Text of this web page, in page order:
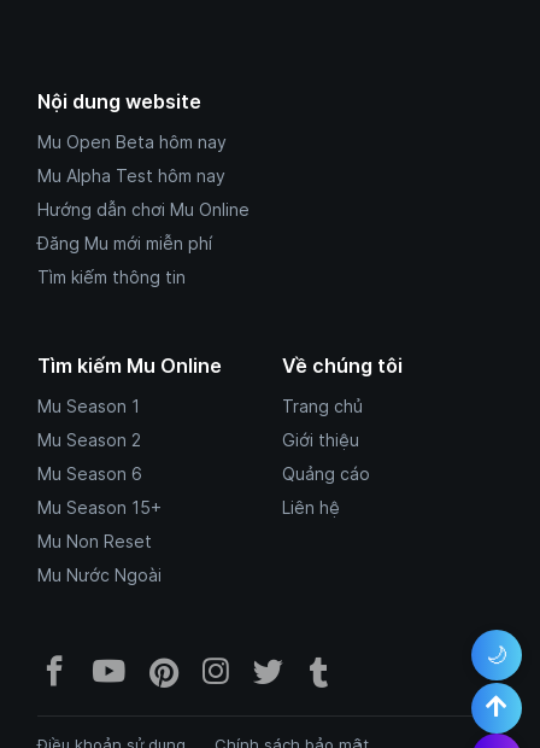
🌙
Nội dung website
Mu Open Beta hôm nay
Mu Alpha Test hôm nay
Hướng dẫn chơi Mu Online
Đăng Mu mới miễn phí
Tìm kiếm thông tin
Tìm kiếm Mu Online
Mu Season 1
Mu Season 2
Mu Season 6
Mu Season 15+
Mu Non Reset
Mu Nước Ngoài
Về chúng tôi
Trang chủ
Giới thiệu
Quảng cáo
Liên hệ
Facebook Mu Mới Ra -
YouTube Mu Mới Ra - Kênh
Pinterest Mumoira.online -
Instagram
TwitterTumblr Mu Mới
Điều khoản sử dụng Chính sách bảo mật